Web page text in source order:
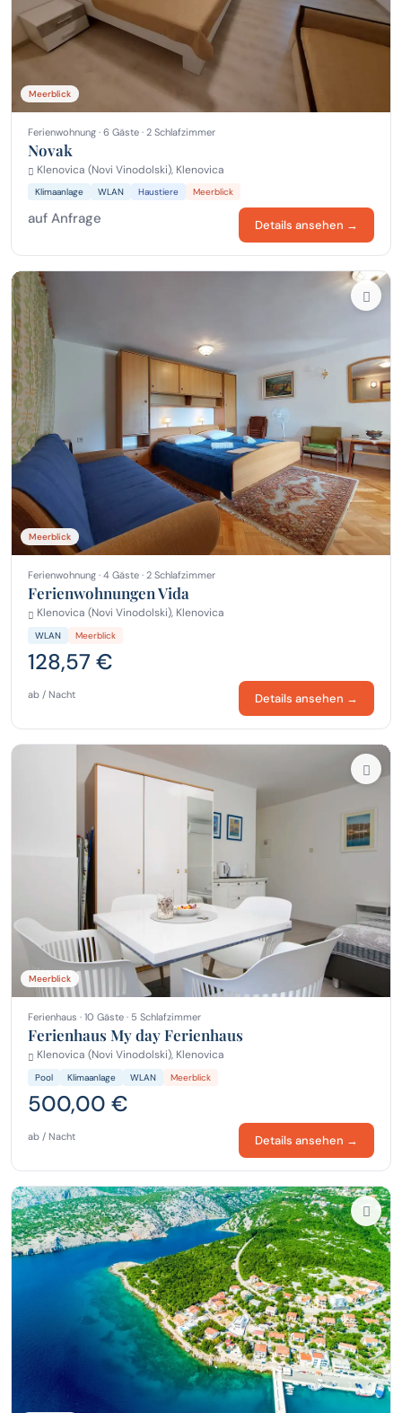
Meerblick
Ferienwohnung · 6 Gäste · 2 Schlafzimmer
Novak
Klenovica (Novi Vinodolski), Klenovica
Klimaanlage WLAN Haustiere Meerblick
auf Anfrage Details ansehen →
Meerblick
Ferienwohnung · 4 Gäste · 2 Schlafzimmer
Ferienwohnungen Vida
Klenovica (Novi Vinodolski), Klenovica
WLAN Meerblick
128,57 €
ab / Nacht Details ansehen →
Meerblick
Ferienhaus · 10 Gäste · 5 Schlafzimmer
Ferienhaus My day Ferienhaus
Klenovica (Novi Vinodolski), Klenovica
Pool Klimaanlage WLAN Meerblick
500,00 €
ab / Nacht Details ansehen →